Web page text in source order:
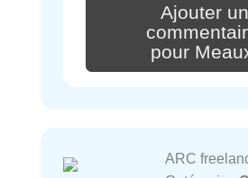
Ajouter un
pour
ARC